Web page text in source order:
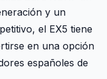
y un
el EX5 tiene
en una opción
españoles de